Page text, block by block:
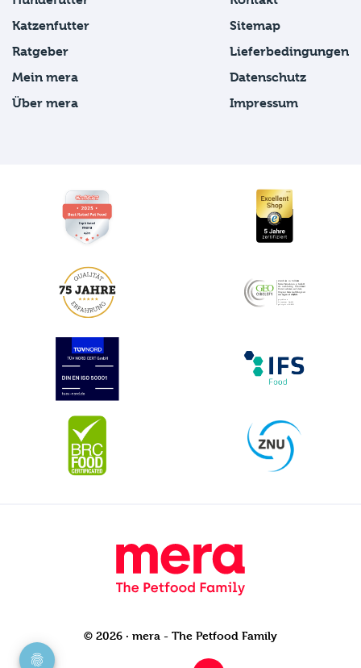
Katzenfutter
Ratgeber
Mein mera
Über mera
Sitemap
Lieferbedingungen
Datenschutz
Impressum
© 2026 · mera - The Petfood Family